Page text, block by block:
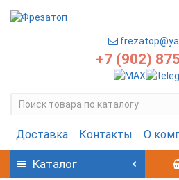
+7
Доставка Контакты О
Каталог